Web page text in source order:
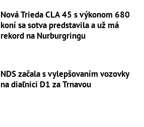
Nová Trieda CLA 45 s výkonom 680
koní sa sotva predstavila a už má
rekord na Nurburgringu
NDS začala s vylepšovaním vozovky
na diaľnici D1 za Trnavou